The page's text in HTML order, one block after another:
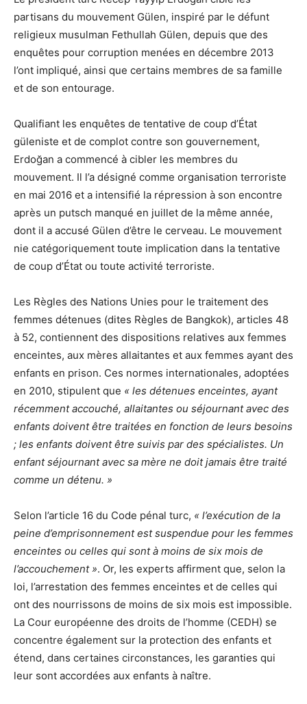
partisans du mouvement Gülen, inspiré par le défunt
religieux musulman Fethullah Gülen, depuis que des
enquêtes pour corruption menées en décembre 2013
l’ont impliqué, ainsi que certains membres de sa famille
et de son entourage.
Qualifiant les enquêtes de tentative de coup d’État
güleniste et de complot contre son gouvernement,
Erdoğan a commencé à cibler les membres du
mouvement. Il l’a désigné comme organisation terroriste
en mai 2016 et a intensifié la répression à son encontre
après un putsch manqué en juillet de la même année,
dont il a accusé Gülen d’être le cerveau. Le mouvement
nie catégoriquement toute implication dans la tentative
de coup d’État ou toute activité terroriste.
Les Règles des Nations Unies pour le traitement des
femmes détenues (dites Règles de Bangkok), articles 48
à 52, contiennent des dispositions relatives aux femmes
enceintes, aux mères allaitantes et aux femmes ayant des
enfants en prison. Ces normes internationales, adoptées
en 2010, stipulent que « les détenues enceintes, ayant
récemment accouché, allaitantes ou séjournant avec des
enfants doivent être traitées en fonction de leurs besoins
; les enfants doivent être suivis par des spécialistes. Un
enfant séjournant avec sa mère ne doit jamais être traité
comme un détenu. »
Selon l’article 16 du Code pénal turc, « l’exécution de la
peine d’emprisonnement est suspendue pour les femmes
enceintes ou celles qui sont à moins de six mois de
l’accouchement ». Or, les experts affirment que, selon la
loi, l’arrestation des femmes enceintes et de celles qui
ont des nourrissons de moins de six mois est impossible.
La Cour européenne des droits de l’homme (CEDH) se
concentre également sur la protection des enfants et
étend, dans certaines circonstances, les garanties qui
leur sont accordées aux enfants à naître.